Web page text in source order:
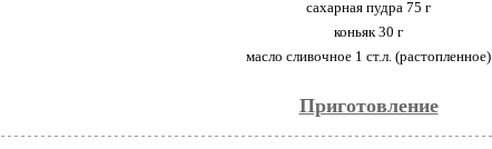
сахарная пудра 75 г
коньяк 30 г
масло сливочное 1 ст.л. (растопленное)
Приготовление